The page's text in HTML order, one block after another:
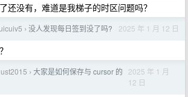
还没有，难道是我梯子的时区问题吗？
› 没人发现每日签到没了吗? 2025 年 1 月 12 日
› 大家是如何保存与 cursor 的
2025 年 1 月
12 日